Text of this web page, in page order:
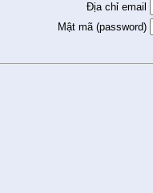
Địa chỉ email
Mật mã (password)